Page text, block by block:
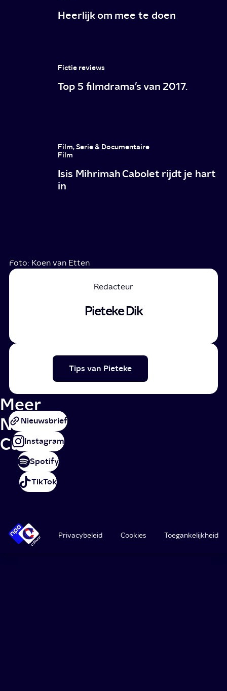
Heerlijk om mee te doen
Fictie reviews
Top 5 filmdrama’s van 2017.
Film, Serie & Documentaire
Film
Isis Mihrimah Cabolet rijdt je hart
in
Foto: Koen van Etten
Redacteur
Pieteke Dik
Tips van Pieteke
Meer
NPO
Cultuur
Nieuwsbrief
Instagram
Spotify
TikTok
Privacybeleid Cookies Toegankelijkheid